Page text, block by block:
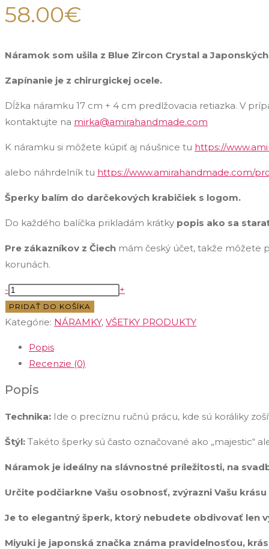
58.00€
Náramok som ušila z Blue Zircon Crystal a
Zapínanie je z chirurgickej ocele.
Dĺžka náramku 17 cm + 4 cm predlžovacia retiazka. V
kontaktujte na mirka@amirahandmade.com
K náramku si môžete kúpiť aj náušnice tu https://
alebo náhrdelník tu https://www.amirahandmade.com/
Šperky balím do darčekových krabičiek s logom.
Do každého balíčka prikladám krátky popis ako sa
Pre zákazníkov z Čiech mám český účet, takže môžete
korunách.
množstvo
Originálny
šitý
Zircon
- +
PRIDAŤ DO KOŠÍKA
Kategórie: NÁRAMKY, VŠETKY PRODUKTY
Popis
Recenzie (0)
Popis
Technika: Ide o precíznu ručnú prácu, kde sú koráliky
Štýl: Takéto šperky sú často označované ako „majestic“
Náramok je ideálny na slávnostné príležitosti, na
Určite podčiarkne Vašu osobnosť, zvýrazni Vašu
Je to elegantný šperk, ktorý nebudete obdivovať len
Miyuki je japonská značka známa pravidelnosťou,